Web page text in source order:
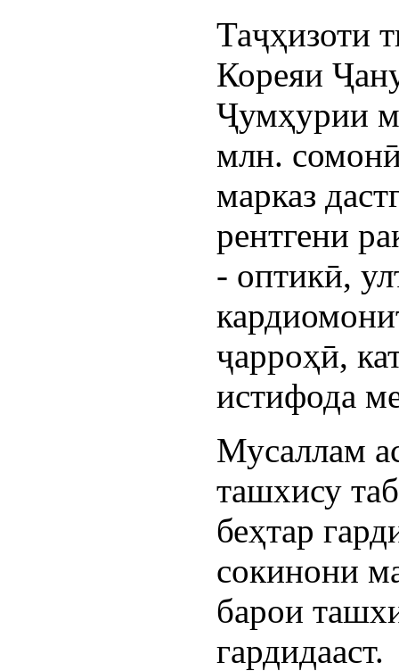
Таҷҳизоти
Кореяи
Ҷумҳурии
млн.
марказ
рентгени
- оптикӣ,
ҷарроҳӣ,
истифода
Мусаллам
ташхису
беҳтар
сокинони
барои
гардидааст.